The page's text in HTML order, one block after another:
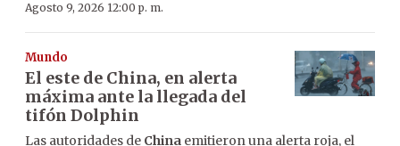
Agosto 9, 2026 12:00 p. m.
Mundo
El este de China, en alerta
máxima ante la llegada del
tifón Dolphin
Las autoridades de China emitieron una alerta roja, el